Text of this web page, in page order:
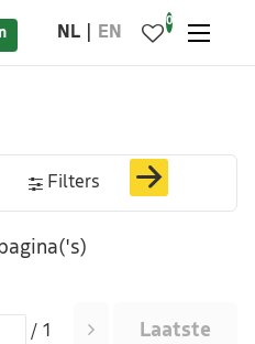
NL EN
0
Filters
/ 1 Laatste